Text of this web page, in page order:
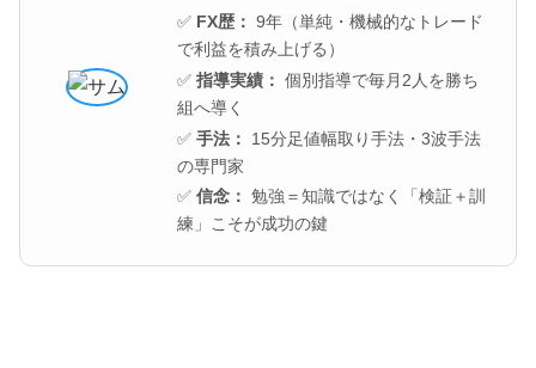
✅ FX歴： 9年（単純・機械的なトレード
で利益を積み上げる）
✅指導実績： 個別指導で毎月2人を勝ち
組へ導く
✅手法：
15分足値幅取り手法・3波手法
の専門家
✅信念： 勉強＝知識ではなく「検証＋訓
練」こそが成功の鍵